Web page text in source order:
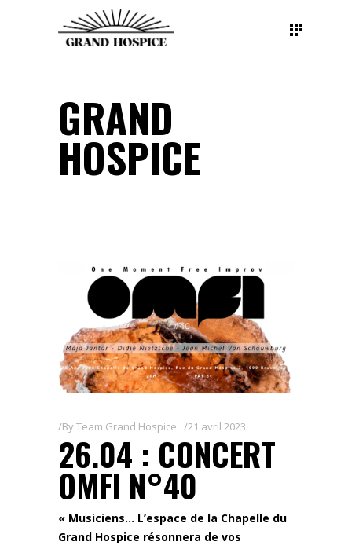
GRAND
HOSPICE
ByTeam Grand Hospice 21 avril 2023
26.04 : CONCERT
OMFI N°40
« Musiciens… L’espace de la Chapelle du
Grand Hospice résonnera de vos